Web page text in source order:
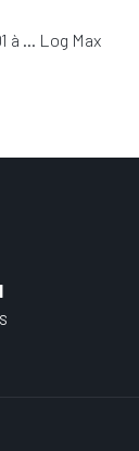
à … Log Max